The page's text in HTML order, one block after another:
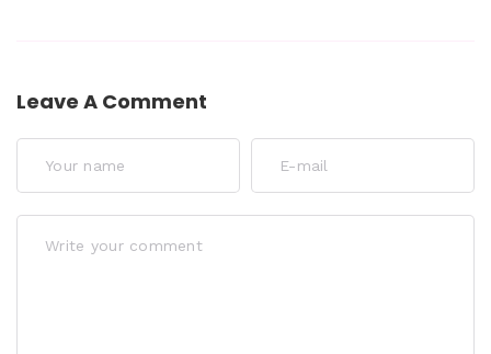
Leave A Comment